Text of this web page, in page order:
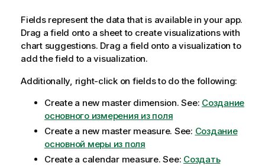
Fields represent the data that is available in your app.
Drag a field onto a sheet to create visualizations with
chart suggestions. Drag a field onto a visualization to
add the field to a visualization.
Additionally, right-click on fields to do the following:
Create a new master dimension.See: Создание
основного измерения из поля
Create a new master measure. See: Создание
основной меры из поля
Create a calendar measure.See: Создать